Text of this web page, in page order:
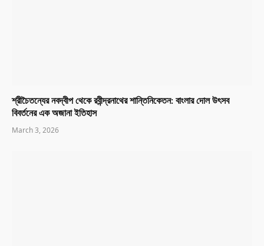
শ্রীচৈতন্যের নবদ্বীপ থেকে রবীন্দ্রনাথের শান্তিনিকেতন: বাংলার দোল উৎসব
বিবর্তনের এক অজানা ইতিহাস
March 3, 2026